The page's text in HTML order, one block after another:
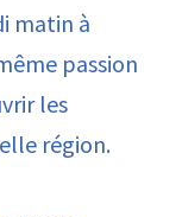
matin à
passion
les
région.